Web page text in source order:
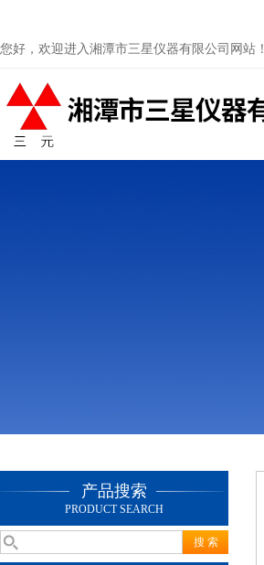
您好，欢迎进入湘潭市三星仪器有限公司网站！
产品搜索
PRODUCT SEARCH